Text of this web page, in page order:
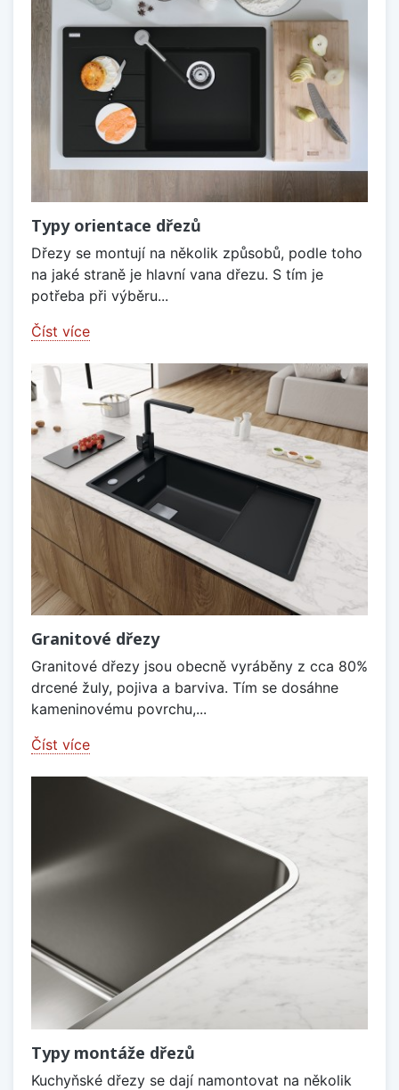
Typy orientace dřezů
Dřezy se montují na několik způsobů, podle toho
na jaké straně je hlavní vana dřezu. S tím je
potřeba při výběru...
Číst více
Granitové dřezy
Granitové dřezy jsou obecně vyráběny z cca 80%
drcené žuly, pojiva a barviva. Tím se dosáhne
kameninovému povrchu,...
Číst více
Typy montáže dřezů
Kuchyňské dřezy se dají namontovat na několik